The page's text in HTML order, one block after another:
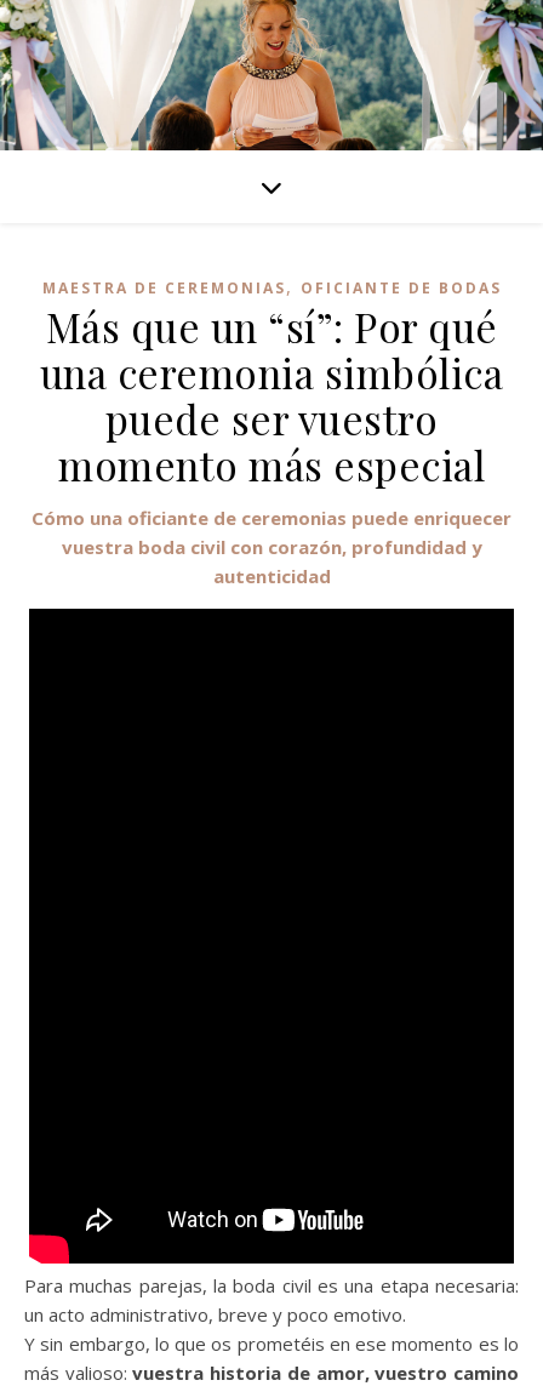
MAESTRA DE CEREMONIAS, OFICIANTE DE BODAS
Más que un “sí”: Por qué
una ceremonia simbólica
puede ser vuestro
momento más especial
Cómo una oficiante de ceremonias puede enriquecer
vuestra boda civil con corazón, profundidad y
autenticidad
Para muchas parejas, la boda civil es una etapa necesaria:
un acto administrativo, breve y poco emotivo.
Y sin embargo, lo que os prometéis en ese momento es lo
más valioso:vuestra historia de amor, vuestro camino